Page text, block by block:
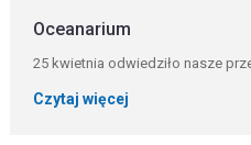
Oceanarium
25 kwietnia odwiedziło nasze
Czytaj więcej